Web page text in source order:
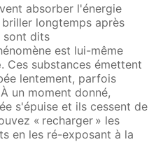
absorber l'énergie
longtemps après
sont dits
est lui-même
. Ces substances émettent
lentement, parfois
un moment donné,
s'épuise et ils cessent de
« recharger » les
en les ré-exposant à la